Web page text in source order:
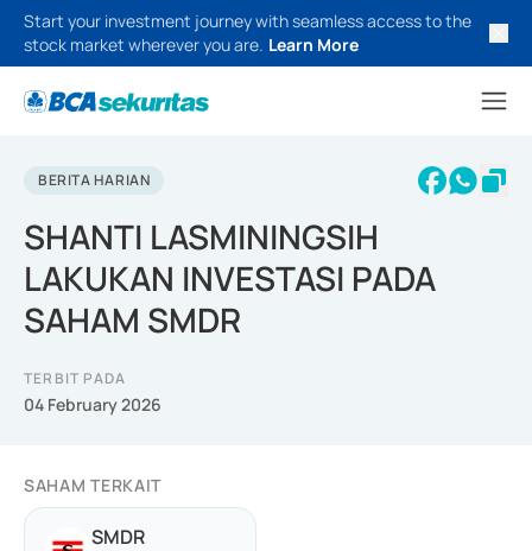
Start your investment journey with seamless access to the
stock market wherever you are. Learn More
BERITA HARIAN
SHANTI LASMININGSIH
LAKUKAN INVESTASI PADA
SAHAM SMDR
TERBIT PADA
04 February 2026
SAHAM TERKAIT
SMDR